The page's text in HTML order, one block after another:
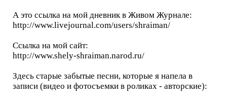
А это ссылка на мой дневник в Живом Журнале:
http://www.livejournal.com/users/shraiman/
Ссылка на мой сайт:
http://www.shely-shraiman.narod.ru/
Здесь старые забытые песни, которые я напела в
записи (видео и фотосъемки в роликах - авторские):